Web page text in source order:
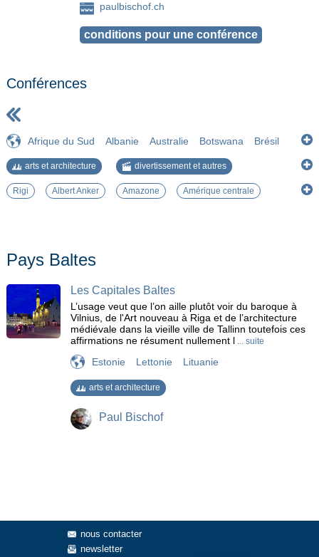
paulbischof.ch
Conférences
Afrique du Sud Albanie Australie Botswana
Brésil
Bulgarie
Costa Rica Equateur Estonie
Etats-Unis
Islande
Lettonie Lituanie Myanmar Namibie
Royaume-Uni
Suisse Tanzanie Viet Nam Zimbabwe
arts et architecture
divertissement et autres
histoire et géographie
nature et environnement
société et civilisations
Rigi Albert Anker Amazone
Amérique centrale
Ecosse
Faune
Hébrides intérieures
Himba Histoire
Hobart
île Iles flottantes Inalpe Inca
Jaguar
Kangourou
L'épiphanie La reine Victoria
Las Vegas
Les chutes Victoria
loutre
Marché de bestiaux
Marionettes d'eau
Migration animale
Monastère de Rozhen
Otavalo Pagodes
Pays Baltes
Peroquets
Pygargue à queue blanche
Pays Baltes
Les Capitales Baltes
L’usage veut que l’on aille plutôt voir du baroque à
Vilnius, de l'Art nouveau à Riga et de l’architecture
médiévale dans la vieille ville de Tallinn toutefois ces
affirmations ne résument nullement l ... suite
Estonie Lettonie Lituanie
arts et architecture
Paul Bischof
nous contacter
newsletter